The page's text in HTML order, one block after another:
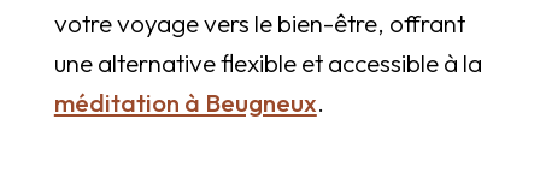
votre voyage vers le bien-être, offrant
une alternative flexible et accessible à la
méditation à Beugneux.